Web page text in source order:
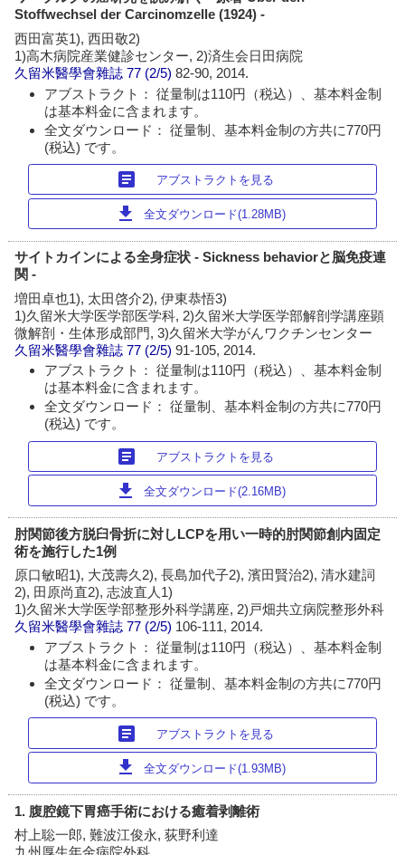
Stoffwechsel der Carcinomzelle (1924) -
西田富英1), 西田敬2)
1)高木病院産業健診センター, 2)済生会日田病院
久留米醫學會雜誌 77 (2/5)82-90, 2014.
アブストラクト： 従量制は110円（税込）、基本料金制
は基本料金に含まれます。
全文ダウンロード： 従量制、基本料金制の方共に770円
(税込) です。
article アブストラクトを見る
download 全文ダウンロード(1.28MB)
サイトカインによる全身症状 - Sickness behaviorと脳免疫連
関 -
増田卓也1), 太田啓介2), 伊東恭悟3)
1)久留米大学医学部医学科, 2)久留米大学医学部解剖学講座顕
微解剖・生体形成部門, 3)久留米大学がんワクチンセンター
久留米醫學會雜誌 77 (2/5)91-105, 2014.
アブストラクト： 従量制は110円（税込）、基本料金制
は基本料金に含まれます。
全文ダウンロード： 従量制、基本料金制の方共に770円
(税込) です。
article アブストラクトを見る
download 全文ダウンロード(2.16MB)
肘関節後方脱臼骨折に対しLCPを用い一時的肘関節創内固定
術を施行した1例
原口敏昭1), 大茂壽久2), 長島加代子2), 濱田賢治2), 清水建詞
2), 田原尚直2), 志波直人1)
1)久留米大学医学部整形外科学講座, 2)戸畑共立病院整形外科
久留米醫學會雜誌 77 (2/5) 106-111, 2014.
アブストラクト： 従量制は110円（税込）、基本料金制
は基本料金に含まれます。
全文ダウンロード： 従量制、基本料金制の方共に770円
(税込) です。
article アブストラクトを見る
download 全文ダウンロード(1.93MB)
1. 腹腔鏡下胃癌手術における癒着剥離術
村上聡一郎, 難波江俊永, 荻野利達